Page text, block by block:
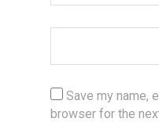
Save my name,
browser for the